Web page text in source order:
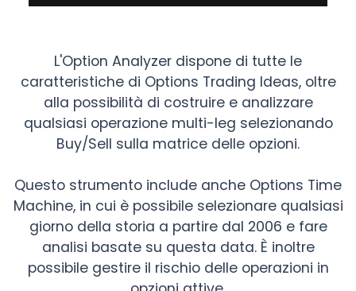
L'Option Analyzer dispone di tutte le
caratteristiche di Options Trading Ideas, oltre
alla possibilità di costruire e analizzare
qualsiasi operazione multi-leg selezionando
Buy/Sell sulla matrice delle opzioni.
Questo strumento include anche Options Time
Machine, in cui è possibile selezionare qualsiasi
giorno della storia a partire dal 2006 e fare
analisi basate su questa data. È inoltre
possibile gestire il rischio delle operazioni in